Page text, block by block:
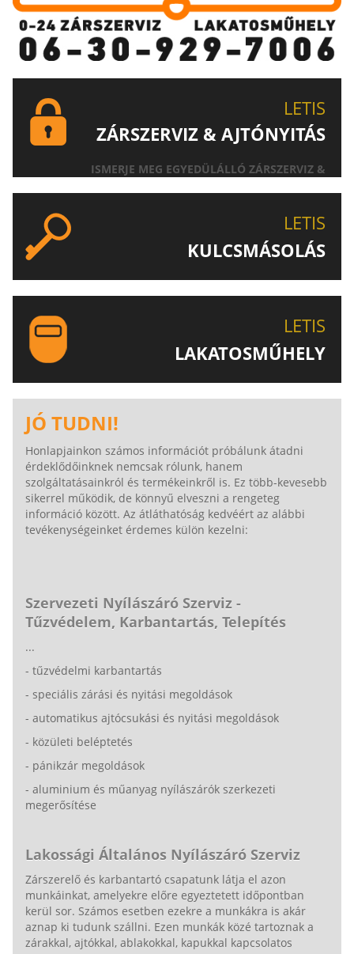
LETIS
ZÁRSZERVIZ & AJTÓNYITÁS
ISMERJE MEG EGYEDÜLÁLLÓ ZÁRSZERVIZ &
LETIS
KULCSMÁSOLÁS
LETIS
LAKATOSMŰHELY
JÓ TUDNI!
Honlapjainkon számos információt próbálunk átadni
érdeklődőinknek nemcsak rólunk, hanem
szolgáltatásainkról és termékeinkről is. Ez több-kevesebb
sikerrel működik, de könnyű elveszni a rengeteg
információ között. Az átláthatóság kedvéért az alábbi
tevékenységeinket érdemes külön kezelni:
Szervezeti Nyílászáró Szerviz -
Tűzvédelem, Karbantartás, Telepítés
...
- tűzvédelmi karbantartás
- speciális zárási és nyitási megoldások
- automatikus ajtócsukási és nyitási megoldások
- közületi beléptetés
- pánikzár megoldások
- aluminium és műanyag nyílászárók szerkezeti
megerősítése
Lakossági Általános Nyílászáró Szerviz
Zárszerelő és karbantartó csapatunk látja el azon
munkáinkat, amelyekre előre egyeztetett időpontban
kerül sor. Számos esetben ezekre a munkákra is akár
aznap ki tudunk szállni. Ezen munkák közé tartoznak a
zárakkal, ajtókkal, ablakokkal, kapukkal kapcsolatos